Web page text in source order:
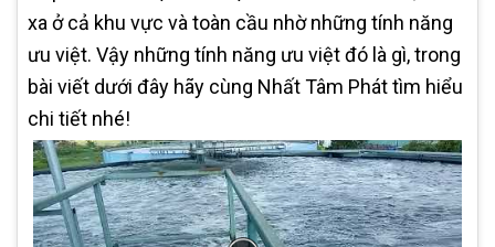
xa ở cả khu vực và toàn cầu nhờ những tính năng
ưu việt. Vậy những tính năng ưu việt đó là gì, trong
bài viết dưới đây hãy cùng Nhất Tâm Phát tìm hiểu
chi tiết nhé!